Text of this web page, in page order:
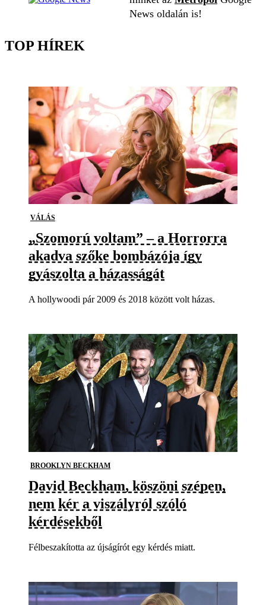
News oldalán is!
TOP HÍREK
VÁLÁS
„Szomorú voltam” – a Horrorra
akadva szőke bombázója így
gyászolta a házasságát
A hollywoodi pár 2009 és 2018 között volt házas.
BROOKLYN BECKHAM
David Beckham, köszöni szépen,
nem kér a viszályról szóló
kérdésekből
Félbeszakította az újságírót egy kérdés miatt.